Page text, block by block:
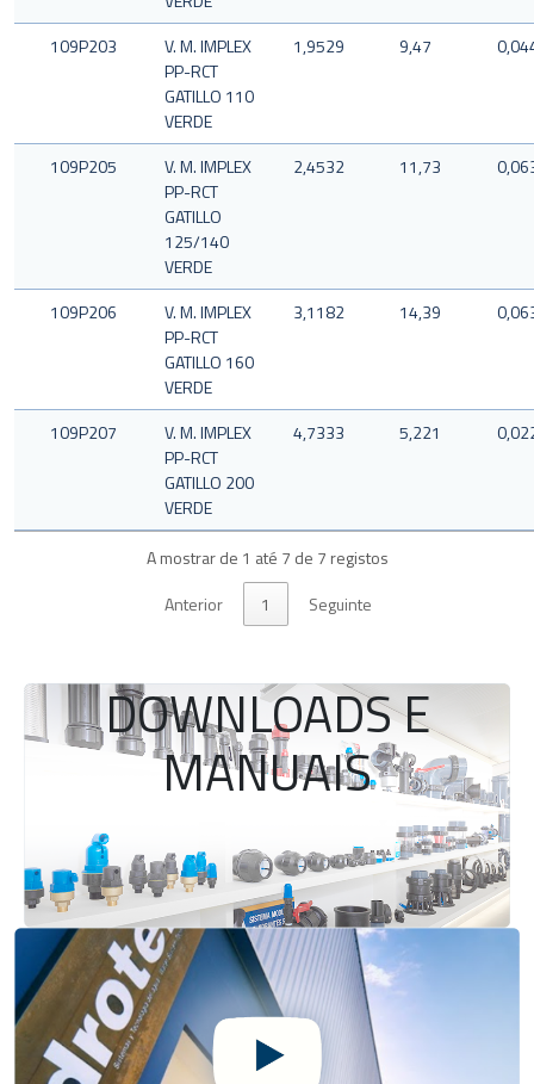
109P203
V. M. IMPLEX
PP-RCT
GATILLO 110
VERDE
1,9529 9,47
109P205
V. M. IMPLEX
PP-RCT
GATILLO
125/140
VERDE
2,4532 11,73
109P206
V. M. IMPLEX
PP-RCT
GATILLO 160
VERDE
3,1182 14,39
109P207
V. M. IMPLEX
PP-RCT
GATILLO 200
VERDE
4,7333 5,221
A mostrar de 1 até 7 de 7 registos
Anterior
1 Seguinte
DOWNLOADS E
MANUAIS